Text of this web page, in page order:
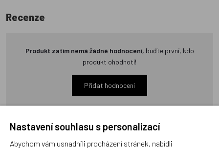
Recenze
Produkt zatím nemá žádné hodnocení, buďte první, kdo
produkt ohodnotí!
Přidat hodnocení
Nastavení souhlasu s personalizací
Abychom vám usnadnili procházení stránek, nabídli